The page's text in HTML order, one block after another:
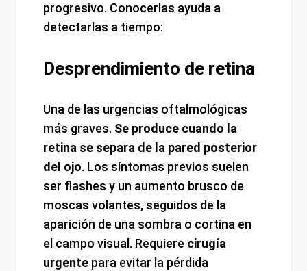
progresivo. Conocerlas ayuda a
detectarlas a tiempo:
Desprendimiento de retina
Una de las urgencias oftalmológicas
más graves. Se produce cuando la
retina se separa de la pared posterior
del ojo. Los síntomas previos suelen
ser flashes y un aumento brusco de
moscas volantes, seguidos de la
aparición de una sombra o cortina en
el campo visual. Requiere cirugía
urgente para evitar la pérdida